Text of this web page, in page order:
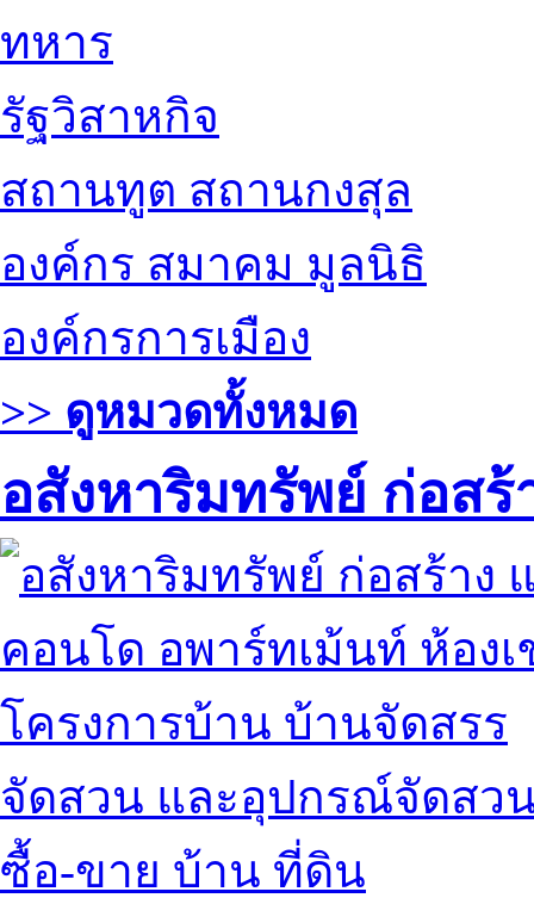
ทหาร
รัฐวิสาหกิจ
สถานทูต สถานกงสุล
องค์กร สมาคม มูลนิธิ
องค์กรการเมือง
>> ดูหมวดทั้งหมด
อสังหาริมทรัพย์ ก่อส
คอนโด อพาร์ทเม้นท์ ห้องเ
โครงการบ้าน บ้านจัดสรร
จัดสวน และอุปกรณ์จัดสว
ซื้อ-ขาย บ้าน ที่ดิน